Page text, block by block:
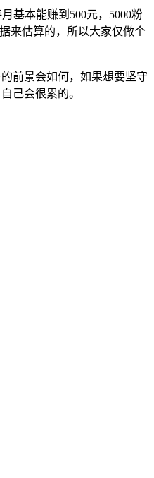
基本能赚到500元，5000粉
来估算的，所以大家仅做个
前景会如何，如果想要坚守
己会很累的。